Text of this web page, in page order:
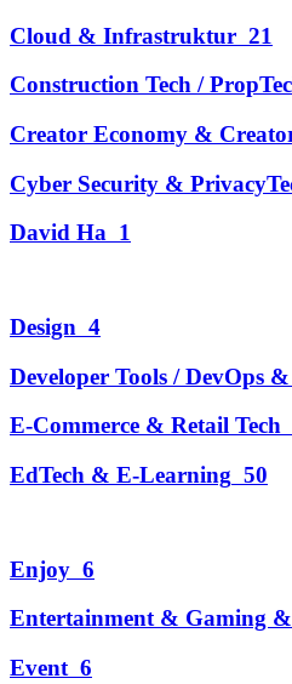
Cloud & Infrastruktur 21
Construction Tech /
Creator Economy &
Cyber Security &
David Ha 1
Design 4
Developer Tools / DevOps
E-Commerce & Retail Tech
EdTech & E-Learning 50
Enjoy 6
Entertainment & Gaming
Event 6